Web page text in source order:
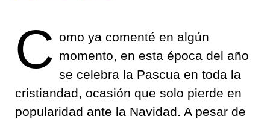
C omo ya comenté en algún
momento, en esta época del año
se celebra la Pascua en toda la
cristiandad, ocasión que solo pierde en
popularidad ante la Navidad. A pesar de